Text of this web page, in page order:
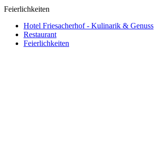
Feierlichkeiten
Hotel Friesacherhof - Kulinarik & Genuss
Restaurant
Feierlichkeiten